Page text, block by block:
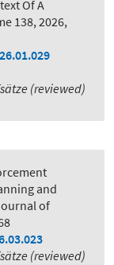
Of A
138, 2026,
(reviewed)
and
of
(reviewed)